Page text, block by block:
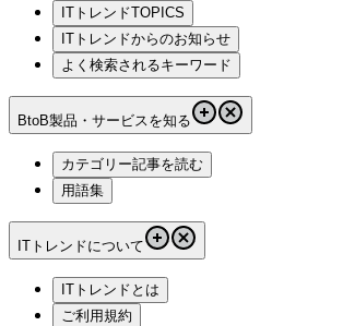
ITトレンドTOPICS
ITトレンドからのお知らせ
よく検索されるキーワード
BtoB製品・サービスを知る
カテゴリー記事を読む
用語集
ITトレンドについて
ITトレンドとは
ご利用規約